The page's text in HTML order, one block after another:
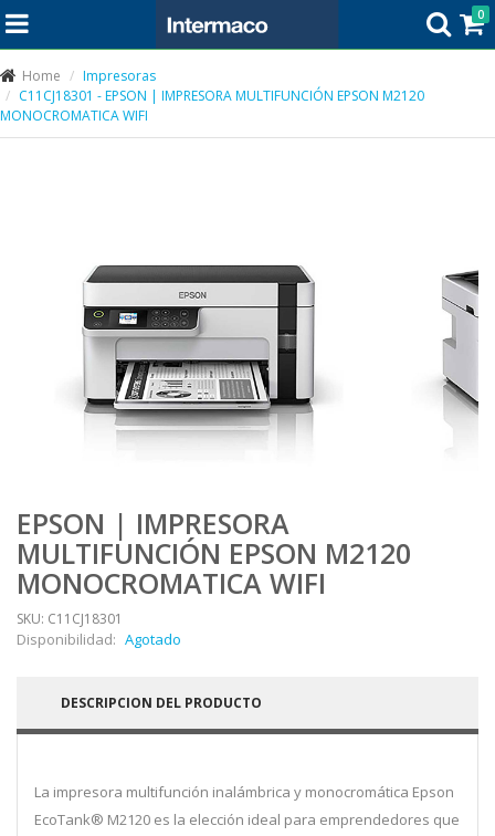
0
Home
Impresoras
C11CJ18301 - EPSON | IMPRESORA MULTIFUNCIÓN EPSON M2120
MONOCROMATICA WIFI
EPSON | IMPRESORA
MULTIFUNCIÓN EPSON M2120
MONOCROMATICA WIFI
SKU: C11CJ18301
Disponibilidad: Agotado
DESCRIPCION DEL PRODUCTO
La impresora multifunción inalámbrica y monocromática Epson
EcoTank® M2120 es la elección ideal para emprendedores que